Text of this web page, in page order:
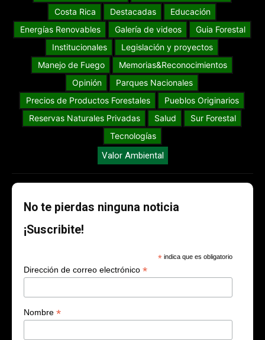
Costa Rica
Destacadas
Educación
Energías Renovables
Galería de videos
Guia Forestal
Institucionales
Legislación y proyectos
Manejo de Fuego
Memorias&Reconocimientos
Opinión
Parques Nacionales
Precios de Productos Forestales
Pueblos Originarios
Reservas Naturales Privadas
Salud
Sur Forestal
Tecnologías
Valor Ambiental
No te pierdas ninguna noticia
¡Suscribite!
* indica que es obligatorio
Dirección de correo electrónico *
Nombre *